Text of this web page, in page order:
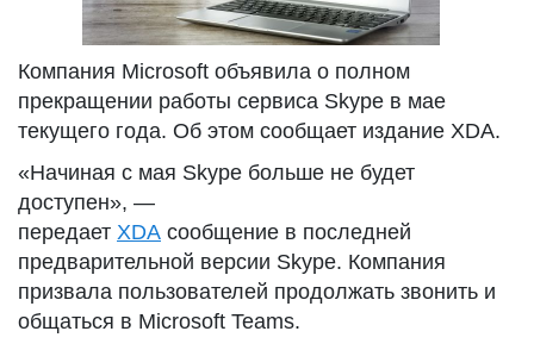
Компания Microsoft объявила о полном
прекращении работы сервиса Skype в мае
текущего года. Об этом сообщает издание XDA.
«Начиная с мая Skype больше не будет
доступен», —
передает XDA сообщение в последней
предварительной версии Skype. Компания
призвала пользователей продолжать звонить и
общаться в Microsoft Teams.